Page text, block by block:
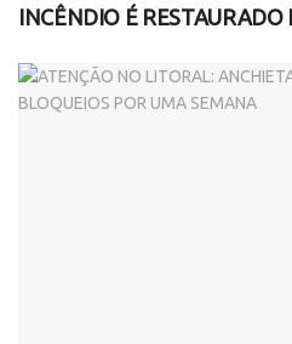
INCÊNDIO É RESTAURADO